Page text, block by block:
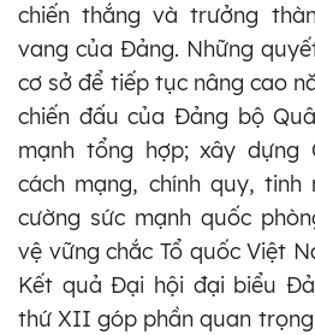
chiến thắng và trưởng
vang của Đảng. Những
cơ sở để tiếp tục nâng cao
chiến đấu của Đảng bộ
mạnh tổng hợp; xây dựng
cách mạng, chính quy, tinh
cường sức mạnh quốc
vệ vững chắc Tổ quốc Việt
Kết quả Đại hội đại biểu
thứ XII góp phần quan